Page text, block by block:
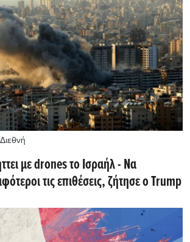
με drones το Ισραήλ - Να
τις επιθέσεις, ζήτησε ο Trump